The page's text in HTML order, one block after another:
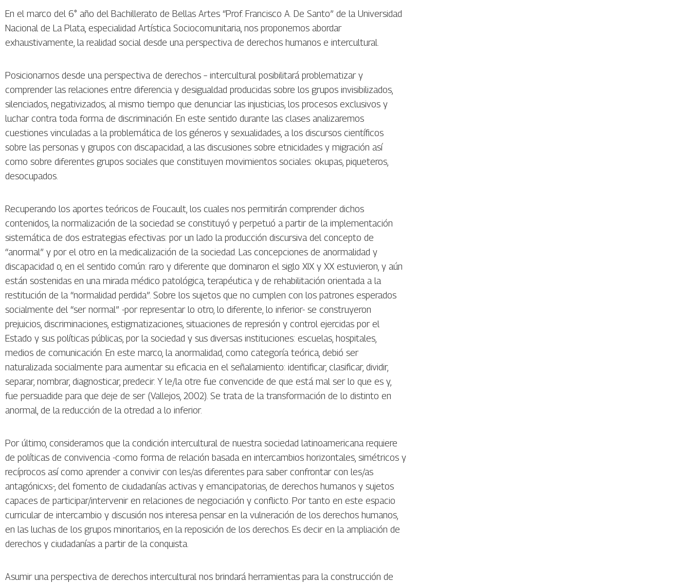
En el marco del 6° año del Bachillerato de Bellas Artes “Prof. Francisco A. De Santo” de la Universidad
Nacional de La Plata, especialidad Artística Sociocomunitaria, nos proponemos abordar
exhaustivamente, la realidad social desde una perspectiva de derechos humanos e intercultural.
Posicionarnos desde una perspectiva de derechos – intercultural posibilitará problematizar y
comprender las relaciones entre diferencia y desigualdad producidas sobre los grupos invisibilizados,
silenciados, negativizados; al mismo tiempo que denunciar las injusticias, los procesos exclusivos y
luchar contra toda forma de discriminación. En este sentido durante las clases analizaremos
cuestiones vinculadas a la problemática de los géneros y sexualidades, a los discursos científicos
sobre las personas y grupos con discapacidad, a las discusiones sobre etnicidades y migración así
como sobre diferentes grupos sociales que constituyen movimientos sociales: okupas, piqueteros,
desocupados.
Recuperando los aportes teóricos de Foucault, los cuales nos permitirán comprender dichos
contenidos, la normalización de la sociedad se constituyó y perpetuó a partir de la implementación
sistemática de dos estrategias efectivas: por un lado la producción discursiva del concepto de
“anormal” y por el otro en la medicalización de la sociedad. Las concepciones de anormalidad y
discapacidad o, en el sentido común: raro y diferente que dominaron el siglo XIX y XX estuvieron, y aún
están sostenidas en una mirada médico patológica, terapéutica y de rehabilitación orientada a la
restitución de la “normalidad perdida”. Sobre los sujetos que no cumplen con los patrones esperados
socialmente del “ser normal” -por representar lo otro, lo diferente, lo inferior- se construyeron
prejuicios, discriminaciones, estigmatizaciones, situaciones de represión y control ejercidas por el
Estado y sus políticas públicas, por la sociedad y sus diversas instituciones: escuelas, hospitales,
medios de comunicación. En este marco, la anormalidad, como categoría teórica, debió ser
naturalizada socialmente para aumentar su eficacia en el señalamiento: identificar, clasificar, dividir,
separar, nombrar, diagnosticar, predecir. Y le/la otre fue convencide de que está mal ser lo que es y,
fue persuadide para que deje de ser (Vallejos, 2002). Se trata de la transformación de lo distinto en
anormal, de la reducción de la otredad a lo inferior.
Por último, consideramos que la condición intercultural de nuestra sociedad latinoamericana requiere
de políticas de convivencia -como forma de relación basada en intercambios horizontales, simétricos y
recíprocos así como aprender a convivir con les/as diferentes para saber confrontar con les/as
antagónicxs-, del fomento de ciudadanías activas y emancipatorias, de derechos humanos y sujetos
capaces de participar/intervenir en relaciones de negociación y conflicto. Por tanto en este espacio
curricular de intercambio y discusión nos interesa pensar en la vulneración de los derechos humanos,
en las luchas de los grupos minoritarios, en la reposición de los derechos. Es decir en la ampliación de
derechos y ciudadanías a partir de la conquista.
Asumir una perspectiva de derechos intercultural nos brindará herramientas para la construcción de